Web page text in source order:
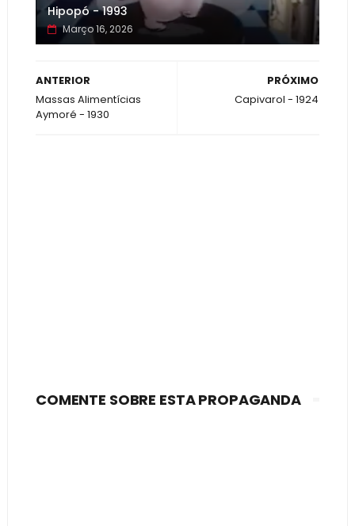
Hipopó - 1993
Março 16, 2026
PRÓXIMO
Capivarol - 1924
ANTERIOR
Massas Alimentícias
Aymoré - 1930
COMENTE SOBRE ESTA PROPAGANDA